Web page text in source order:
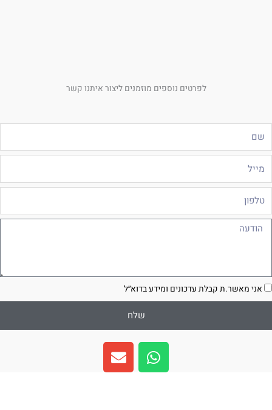
לפרטים נוספים מוזמנים ליצור איתנו קשר
אני מאשר.ת קבלת עדכונים ומידע בדוא״ל
שלח
W
h
a
E
n
v